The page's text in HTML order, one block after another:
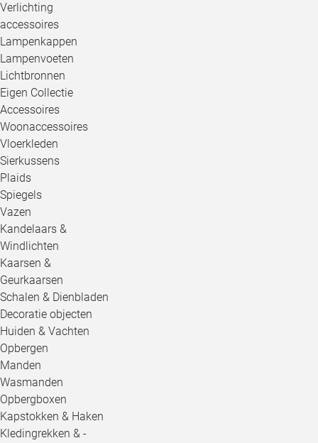
Verlichting
accessoires
Lampenkappen
Lampenvoeten
Lichtbronnen
Eigen Collectie
Accessoires
Woonaccessoires
Vloerkleden
Sierkussens
Plaids
Spiegels
Vazen
Kandelaars &
Windlichten
Kaarsen &
Geurkaarsen
Schalen & Dienbladen
Decoratie objecten
Huiden & Vachten
Opbergen
Manden
Wasmanden
Opbergboxen
Kapstokken & Haken
Kledingrekken & -